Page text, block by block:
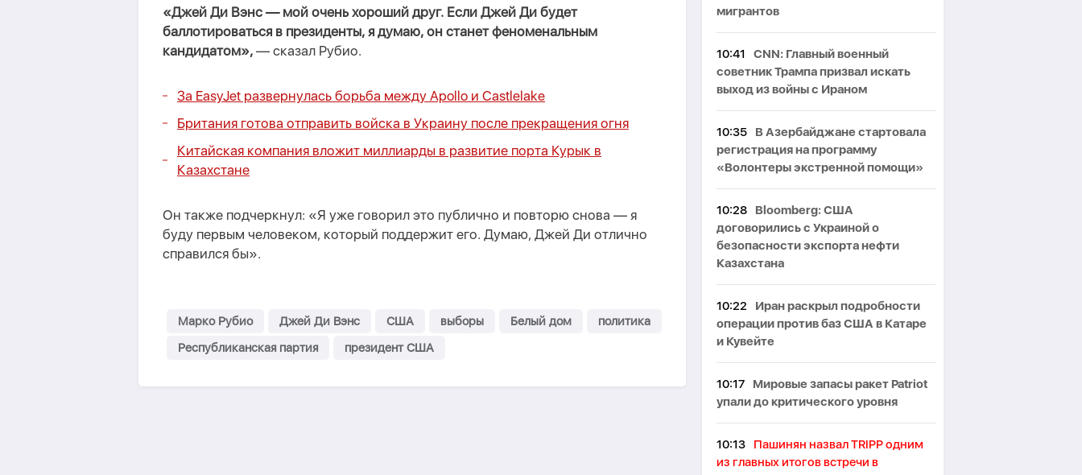
«Джей Ди Вэнс — мой очень хороший друг. Если Джей Ди будет
баллотироваться в президенты, я думаю, он станет феноменальным
кандидатом», — сказал Рубио.
За EasyJet развернулась борьба между Apollo и Castlelake
Британия готова отправить войска в Украину после прекращения огня
Китайская компания вложит миллиарды в развитие порта Курык в
Казахстане
Он также подчеркнул: «Я уже говорил это публично и повторю снова — я
буду первым человеком, который поддержит его. Думаю, Джей Ди отлично
справился бы».
Марко Рубио Джей Ди Вэнс США выборы Белый дом
политика
Республиканская партия
президент США
мигрантов
10:41
CNN: Главный военный
советник Трампа призвал искать
выход из войны с Ираном
10:35
В Азербайджане стартовала
регистрация на программу
«Волонтеры экстренной помощи»
10:28
Bloomberg: США
договорились с Украиной о
безопасности экспорта нефти
Казахстана
10:22
Иран раскрыл подробности
операции против баз США в Катаре
и Кувейте
10:17
Мировые запасы ракет Patriot
упали до критического уровня
10:13
Пашинян назвал TRIPP одним
из главных итогов встречи в